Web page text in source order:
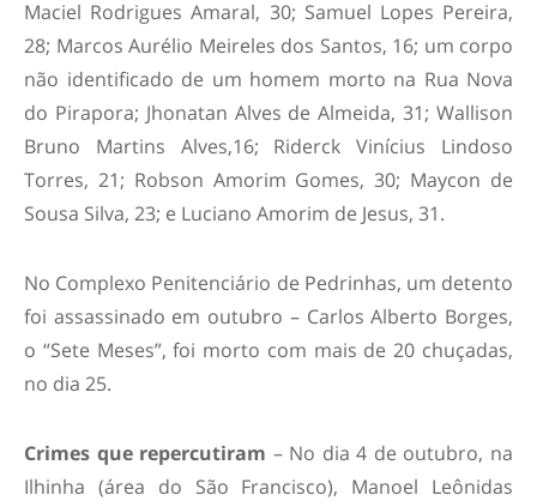
Maciel Rodrigues Amaral, 30; Samuel Lopes Pereira,
28; Marcos Aurélio Meireles dos Santos, 16; um corpo
não identificado de um homem morto na Rua Nova
do Pirapora; Jhonatan Alves de Almeida, 31; Wallison
Bruno Martins Alves,16; Riderck Vinícius Lindoso
Torres, 21; Robson Amorim Gomes, 30; Maycon de
Sousa Silva, 23; e Luciano Amorim de Jesus, 31.
No Complexo Penitenciário de Pedrinhas, um detento
foi assassinado em outubro – Carlos Alberto Borges,
o “Sete Meses”, foi morto com mais de 20 chuçadas,
no dia 25.
Crimes que repercutiram – No dia 4 de outubro, na
Ilhinha (área do São Francisco), Manoel Leônidas